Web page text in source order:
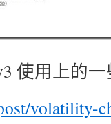
使用上的
volatility-